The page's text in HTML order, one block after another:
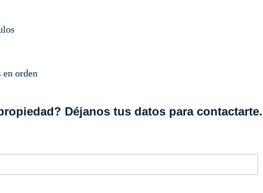
orden
Déjanos tus datos para contactarte.